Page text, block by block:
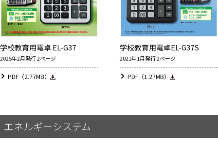
学校教育用電卓 EL-G37
2025年2月発行 2ページ
PDF（2.77MB）
学校教育用電卓EL-G37S
2021年1月発行 2ページ
PDF（1.27MB）
エネルギーシステム